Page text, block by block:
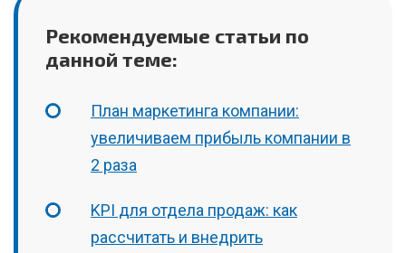
Рекомендуемые статьи по
данной теме:
План маркетинга компании:
увеличиваем прибыль компании в
2 раза
KPI для отдела продаж: как
рассчитать и внедрить